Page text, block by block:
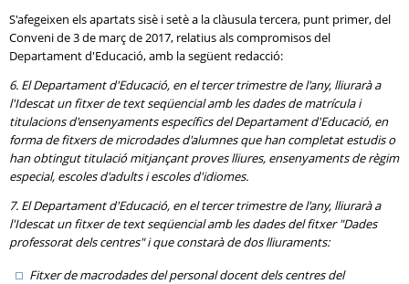
S'afegeixen els apartats sisè i setè a la clàusula tercera, punt primer, del
Conveni de 3 de març de 2017, relatius als compromisos del
Departament d'Educació, amb la següent redacció:
6. El Departament d'Educació, en el tercer trimestre de l'any, lliurarà a
l'Idescat un fitxer de text seqüencial amb les dades de matrícula i
titulacions d'ensenyaments específics del Departament d'Educació, en
forma de fitxers de microdades d'alumnes que han completat estudis o
han obtingut titulació mitjançant proves lliures, ensenyaments de règim
especial, escoles d'adults i escoles d'idiomes.
7. El Departament d'Educació, en el tercer trimestre de l'any, lliurarà a
l'Idescat un fitxer de text seqüencial amb les dades del fitxer "Dades
professorat dels centres" i que constarà de dos lliuraments:
Fitxer de macrodades del personal docent dels centres del